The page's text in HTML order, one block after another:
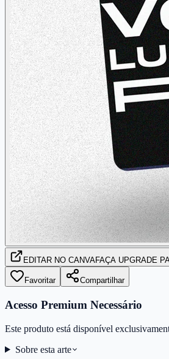
EDITAR NO CANVAFAÇA UPGRADE
Favoritar Compartilhar
Acesso Premium Necessário
Este produto está disponível
Sobre esta arte